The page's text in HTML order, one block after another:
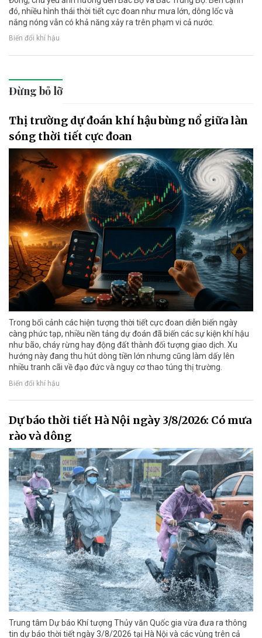
đó, nhiều hình thái thời tiết cực đoan như mưa lớn, dông lốc và
nắng nóng vẫn có khả năng xảy ra trên phạm vi cả nước.
Biến đổi khí hậu
Đừng bỏ lỡ
Thị trường dự đoán khí hậu bùng nổ giữa làn
sóng thời tiết cực đoan
Trong bối cảnh các hiện tượng thời tiết cực đoan diễn biến ngày
càng phức tạp, nhiều nền tảng dự đoán đã biến các sự kiện khí hậu
như bão, cháy rừng hay động đất thành đối tượng giao dịch. Xu
hướng này đang thu hút dòng tiền lớn nhưng cũng làm dấy lên
nhiều tranh cãi về đạo đức và nguy cơ thao túng thị trường.
Biến đổi khí hậu
Dự báo thời tiết Hà Nội ngày 3/8/2026: Có mưa
rào và dông
Trung tâm Dự báo Khí tượng Thủy văn Quốc gia vừa đưa ra thông
tin dự báo thời tiết ngày 3/8/2026 tại Hà Nội và các vùng trên cả